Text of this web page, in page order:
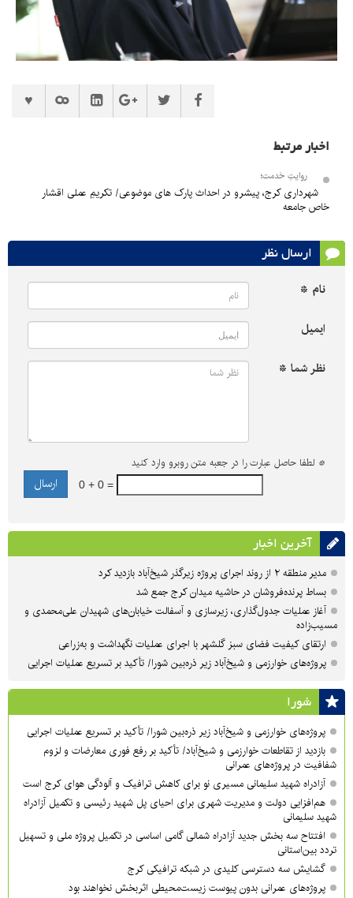
اخبار مرتبط
روایتِ خدمت؛
شهرداری کرج، پیشرو در احداث پارک های موضوعی/ تکریمِ عملی اقشار
خاص جامعه
ارسال نظر
نام *
ایمیل
نظر شما *
* لطفا حاصل عبارت را در جعبه متن روبرو وارد کنید
0 + 0 =
آخرین اخبار
مدیر منطقه ۲ از روند اجرای پروژه زیرگذر شیخ‌آباد بازدید کرد
بساط پرنده‌فروشان در حاشیه میدان کرج جمع شد
آغاز عملیات جدول‌گذاری، زیرسازی و آسفالت خیابان‌های شهیدان علی‌محمدی و
مسیب‌زاده
ارتقای کیفیت فضای سبز گلشهر با اجرای عملیات نگهداشت و به‌زراعی
پروژه‌های خوارزمی و شیخ‌آباد زیر ذره‌بین شورا/ تأکید بر تسریع عملیات اجرایی
شورا
پروژه‌های خوارزمی و شیخ‌آباد زیر ذره‌بین شورا/ تأکید بر تسریع عملیات اجرایی
بازدید از تقاطعات خوارزمی و شیخ‌آباد/ تأکید بر رفع فوری معارضات و لزوم
شفافیت در پروژه‌های عمرانی
آزادراه شهید سلیمانی مسیری نو برای کاهش ترافیک و آلودگی هوای کرج است
هم‌افزایی دولت و مدیریت شهری برای احیای پل شهید رئیسی و تکمیل آزادراه
شهید سلیمانی
افتتاح سه بخش جدید آزادراه شمالی گامی اساسی در تکمیل پروژه ملی و تسهیل
تردد بین‌استانی
گشایش سه دسترسی کلیدی در شبکه ترافیکی کرج
پروژه‌های عمرانی بدون پیوست زیست‌محیطی اثربخش نخواهند بود